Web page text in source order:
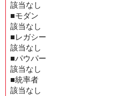
該当なし
■モダン
該当なし
■レガシー
該当なし
■パウパー
該当なし
■統率者
該当なし